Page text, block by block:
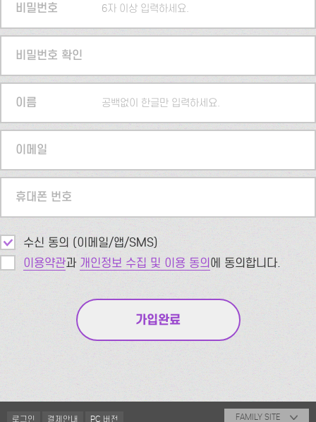
비밀번호 6자 이상 입력하세요.
비밀번호 확인
이름 공백없이 한글만 입력하세요.
이메일
휴대폰 번호
수신 동의 (이메일/앱/SMS)
이용약관과 개인정보 수집 및 이용 동의에 동의합니다.
로그인 결제안내 PC 버전 FAMILY SITE